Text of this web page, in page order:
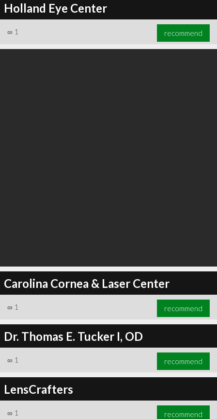
Holland Eye Center
∞ 1 recommend
Carolina Cornea & Laser Center
∞ 1 recommend
Dr. Thomas E. Tucker I, OD
∞ 1 recommend
LensCrafters
∞ 1 recommend